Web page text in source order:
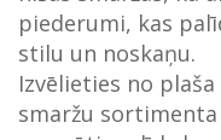
piederumi, kas
stilu un noskaņu.
Izvēlieties no
smaržu